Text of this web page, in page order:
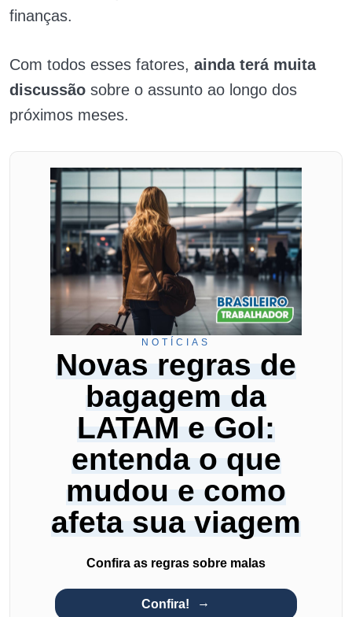
finanças.
Com todos esses fatores, ainda terá muita
discussão sobre o assunto ao longo dos
próximos meses.
NOTÍCIAS
Novas regras de
bagagem da
LATAM e Gol:
entenda o que
mudou e como
afeta sua viagem
Confira as regras sobre malas
Confira!